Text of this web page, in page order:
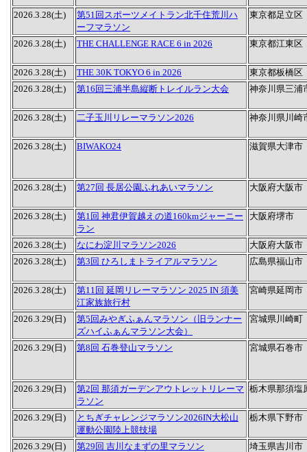
2026.3.28(土)
第51回スポーツメイトラン北千住荒川ハ
ーフマラソン
東京都足立区
2026.3.28(土) THE CHALLENGE RACE 6 in 2026 東京都江東区
2026.3.28(土) THE 30K TOKYO 6 in 2026
東京都板橋区
2026.3.28(土)
第16回三浦半島縦断トレイルラン大会 神奈川県三浦
2026.3.28(土) 二子玉川リレーマラソン2026 神奈川県川崎
2026.3.28(土) BIWAKO24 滋賀県大津市
2026.3.28(土) 第27回 長居公園ふれあいマラソン 大阪府大阪市
2026.3.28(土)
第1回 神君伊賀越えの道160kmジャーニー
ラン
大阪府堺市
2026.3.28(土) なにわ淀川マラソン2026
大阪府大阪市
2026.3.28(土)
第3回 ひろしまトライアルマラソン 広島県福山市
2026.3.28(土)
第11回 延岡リレーマラソン 2025 IN 須美
江家族旅行村
宮崎県延岡市
2026.3.29(日)
第5回みやぎふぁんマラソン（旧ランナー
ズハイふぁんマラソン大会）
宮城県川崎町
2026.3.29(日) 第8回 石巻登山マラソン 宮城県石巻市
2026.3.29(日)
第2回 那須ガーデンアウトレットリレーマ
ラソン
栃木県那須塩
2026.3.29(日)
とちぎチャレンジマラソン2026IN大松山
運動公園陸上競技場
栃木県下野市
2026.3.29(日) 第29回 吉川なまずの里マラソン
埼玉県吉川市